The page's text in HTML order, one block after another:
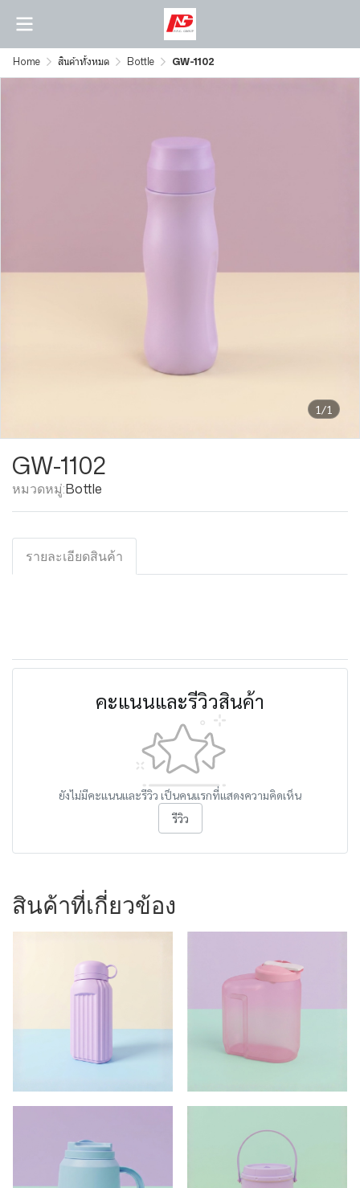
Home สินค้าทั้งหมด Bottle GW-1102
1/1
GW-1102
หมวดหมู่:Bottle
รายละเอียดสินค้า
คะแนนและรีวิวสินค้า
ยังไม่มีคะแนนและรีวิว เป็นคนแรกที่แสดงความคิดเห็น
รีวิว
สินค้าที่เกี่ยวข้อง